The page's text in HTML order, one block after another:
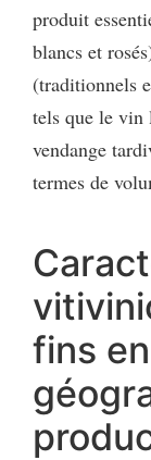
produit
blancs et
(traditionnels
tels que le
vendange
termes de
fins